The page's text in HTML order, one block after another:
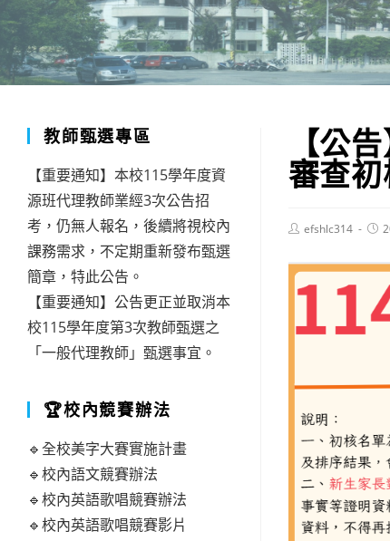
【公
審查
Postefshlc314
Post
教師甄選專區
【重要通知】本校115學年度資
源班代理教師業經3次公告招
考，仍無人報名，後續將視校內
課務需求，不定期重新發布甄選
簡章，特此公告。
【重要通知】公告更正並取消本
校115學年度第3次教師甄選之
「一般代理教師」甄選事宜。
🏆校內競賽辦法
🔹全校美字大賽實施計畫
🔹校內語文競賽辦法
🔹校內英語歌唱競賽辦法
🔹校內英語歌唱競賽影片